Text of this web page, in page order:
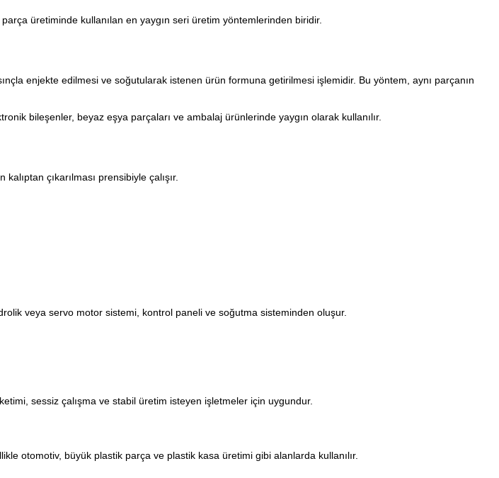
üretiminde kullanılan en yaygın seri üretim yöntemlerinden biridir.
enjekte edilmesi ve soğutularak istenen ürün formuna getirilmesi işlemidir. Bu yöntem, aynı parçanın
bileşenler, beyaz eşya parçaları ve ambalaj ürünlerinde yaygın olarak kullanılır.
çıkarılması prensibiyle çalışır.
veya servo motor sistemi, kontrol paneli ve soğutma sisteminden oluşur.
sessiz çalışma ve stabil üretim isteyen işletmeler için uygundur.
otomotiv, büyük plastik parça ve plastik kasa üretimi gibi alanlarda kullanılır.